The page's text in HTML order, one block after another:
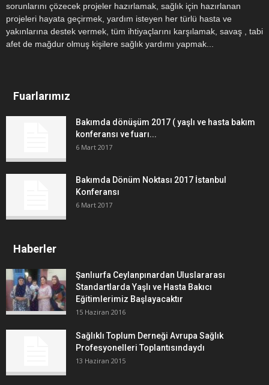
sorunlarını çözecek projeler hazırlamak, sağlık için hazırlanan
projeleri hayata geçirmek, yardım isteyen her türlü hasta ve
yakınlarına destek vermek, tüm ihtiyaçlarını karşılamak, savaş , tabi
afet de mağdur olmuş kişilere sağlık yardımı yapmak...
Fuarlarımız
Bakımda dönüşüm 2017 ( yaşlı ve hasta bakım
konferansı ve fuarı...
6 Mart 2017
Bakımda Dönüm Noktası 2017 İstanbul
Konferansı
6 Mart 2017
Haberler
Şanlıurfa Ceylanpınardan Uluslararası
Standartlarda Yaşlı ve Hasta Bakıcı
Eğitimlerimiz Başlayacaktır
15 Haziran 2016
Sağlıklı Toplum Derneği Avrupa Sağlık
Profesyonelleri Toplantısındaydı
13 Haziran 2015